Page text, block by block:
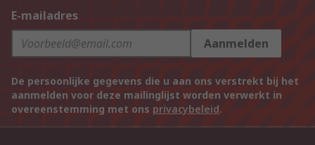
E-mailadres
Aanmelden
De persoonlijke gegevens die u aan ons verstrekt bij het
aanmelden voor deze mailinglijst worden verwerkt in
overeenstemming met ons privacybeleid.